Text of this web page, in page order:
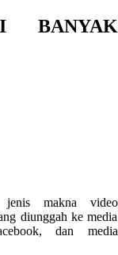
BANYAK
makna video
diunggah ke media
dan media